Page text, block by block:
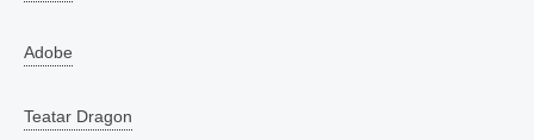
Adobe
Teatar Dragon